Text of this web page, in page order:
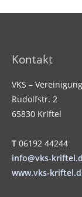
Kontakt
VKS –
Rudolfstr. 2
65830 Kriftel
T 06192 44244
info@vks-
www.vks-